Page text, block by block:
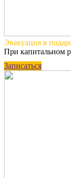
Эвакуация в
При капитальном
Записаться